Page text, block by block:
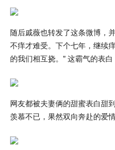
随后戚薇也转发了这条微博，
不痒才难受。下个七年，继续
的我们相互挠。” 这霸气的表白
网友都被夫妻俩的甜蜜表白甜
羡慕不已，果然双向奔赴的爱